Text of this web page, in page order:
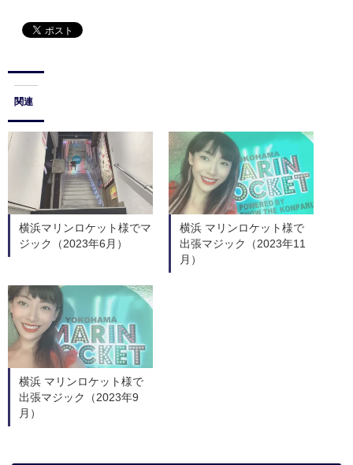
関連
横浜マリンロケット様でマ
ジック（2023年6月）
横浜 マリンロケット様で
出張マジック（2023年11
月）
横浜 マリンロケット様で
出張マジック（2023年9
月）